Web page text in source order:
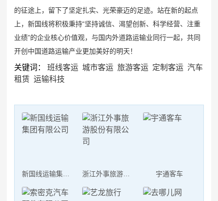
的征途上，留下了坚定扎实、光荣豪迈的足迹。站在新的起点
上，新国线将积极秉持“坚持诚信、渴望创新、科学经营、注重
业绩”的企业核心价值观，与国内外道路运输业同行一起，共同
开创中国道路运输产业更加美好的明天！
关键词： 班线客运 城市客运 旅游客运 定制客运 汽车
租赁 运输科技
宇通客车